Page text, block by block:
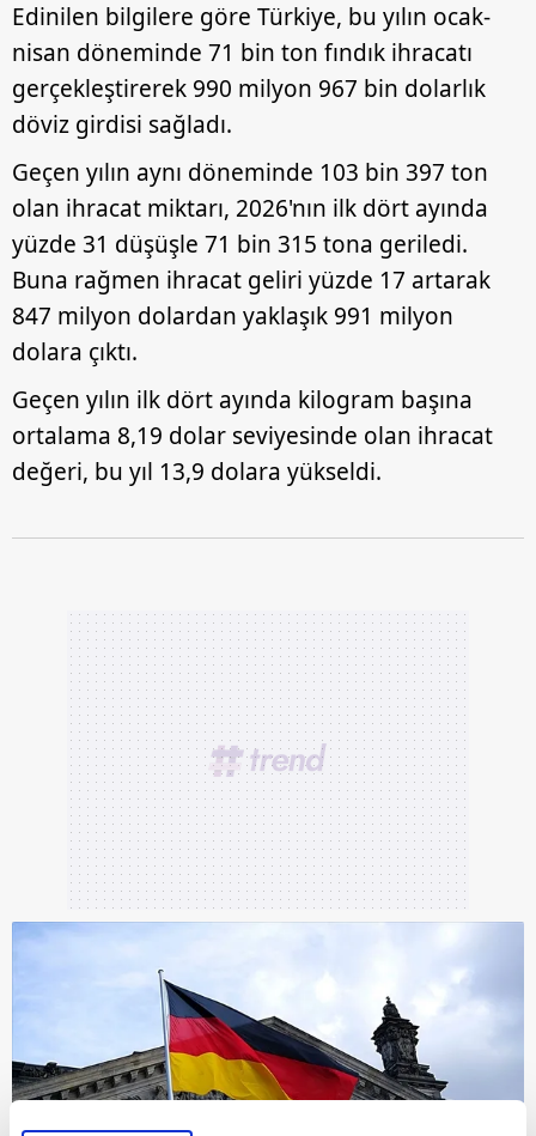
Edinilen bilgilere göre Türkiye, bu yılın ocak-
nisan döneminde 71 bin ton fındık ihracatı
gerçekleştirerek 990 milyon 967 bin dolarlık
döviz girdisi sağladı.
Geçen yılın aynı döneminde 103 bin 397 ton
olan ihracat miktarı, 2026'nın ilk dört ayında
yüzde 31 düşüşle 71 bin 315 tona geriledi.
Buna rağmen ihracat geliri yüzde 17 artarak
847 milyon dolardan yaklaşık 991 milyon
dolara çıktı.
Geçen yılın ilk dört ayında kilogram başına
ortalama 8,19 dolar seviyesinde olan ihracat
değeri, bu yıl 13,9 dolara yükseldi.